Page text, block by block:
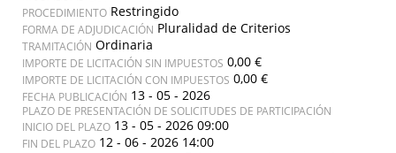
PROCEDIMIENTO Restringido
FORMA DE ADJUDICACIÓN Pluralidad de Criterios
TRAMITACIÓN Ordinaria
IMPORTE DE LICITACIÓN SIN IMPUESTOS 0,00 €
IMPORTE DE LICITACIÓN CON IMPUESTOS 0,00 €
FECHA PUBLICACIÓN 13 - 05 - 2026
PLAZO DE PRESENTACIÓN DE SOLICITUDES DE PARTICIPACIÓN
INICIO DEL PLAZO 13 - 05 - 2026 09:00
FIN DEL PLAZO 12 - 06 - 2026 14:00